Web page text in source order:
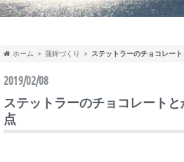
ホーム 蒲鉾づくり ステットラーのチョコレー
2019/02/08
ステットラーのチョコレート
点